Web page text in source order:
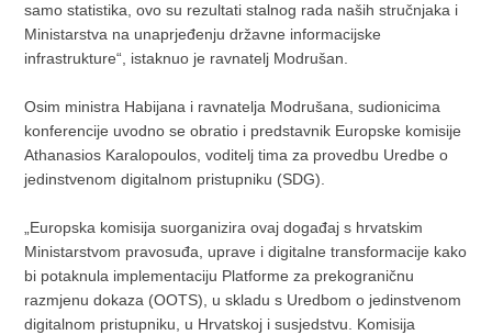
samo statistika, ovo su rezultati stalnog rada naših stručnjaka i
Ministarstva na unaprjeđenju državne informacijske
infrastrukture“, istaknuo je ravnatelj Modrušan.
Osim ministra Habijana i ravnatelja Modrušana, sudionicima
konferencije uvodno se obratio i predstavnik Europske komisije
Athanasios Karalopoulos, voditelj tima za provedbu Uredbe o
jedinstvenom digitalnom pristupniku (SDG).
„Europska komisija suorganizira ovaj događaj s hrvatskim
Ministarstvom pravosuđa, uprave i digitalne transformacije kako
bi potaknula implementaciju Platforme za prekograničnu
razmjenu dokaza (OOTS), u skladu s Uredbom o jedinstvenom
digitalnom pristupniku, u Hrvatskoj i susjedstvu. Komisija